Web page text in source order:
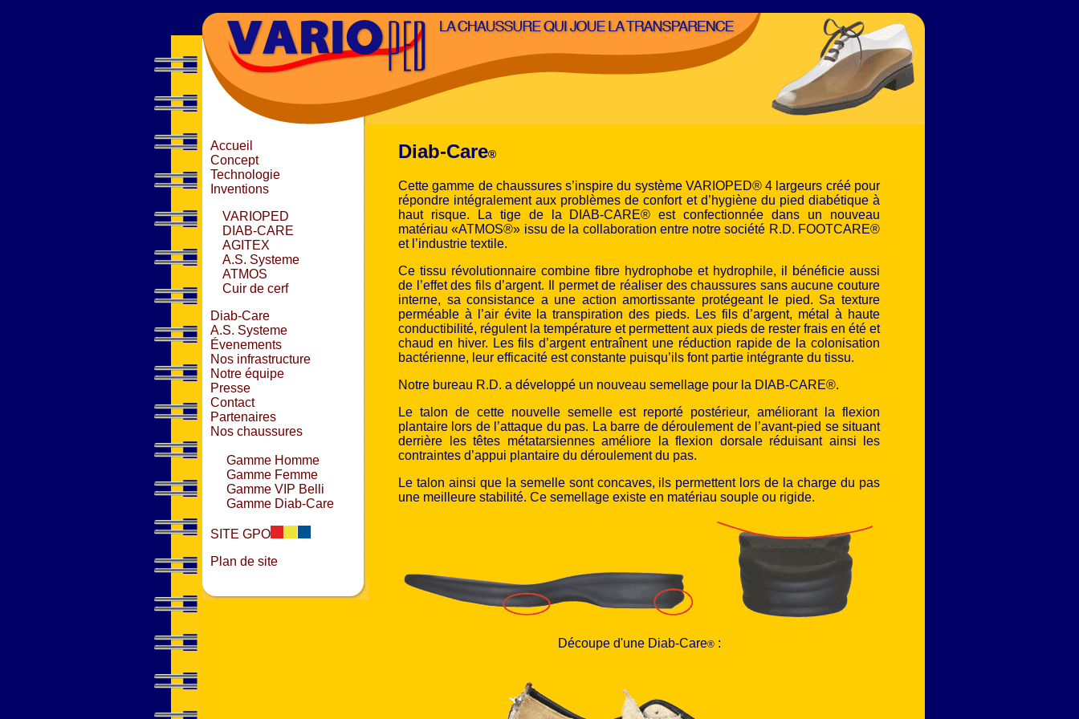
Accueil
Concept
Technologie
Inventions
VARIOPED
DIAB-CARE
AGITEX
A.S. Systeme
ATMOS
Cuir de cerf
Diab-Care
A.S. Systeme
Évenements
Nos infrastructure
Notre équipe
Presse
Contact
Partenaires
Nos chaussures
Gamme Homme
Gamme Femme
Gamme VIP Belli
Gamme Diab-Care
SITE GPO
Plan de site
Diab-Care®
Cette gamme de chaussures s’inspire du système VARIOPED® 4 largeurs créé pour
répondre intégralement aux problèmes de confort et d’hygiène du pied diabétique à
haut risque. La tige de la DIAB-CARE® est confectionnée dans un nouveau
matériau «ATMOS®» issu de la collaboration entre notre société R.D. FOOTCARE®
et l’industrie textile.
Ce tissu révolutionnaire combine fibre hydrophobe et hydrophile, il bénéficie aussi
de l’effet des fils d’argent. Il permet de réaliser des chaussures sans aucune couture
interne, sa consistance a une action amortissante protégeant le pied. Sa texture
perméable à l’air évite la transpiration des pieds. Les fils d’argent, métal à haute
conductibilité, régulent la température et permettent aux pieds de rester frais en été et
chaud en hiver. Les fils d’argent entraînent une réduction rapide de la colonisation
bactérienne, leur efficacité est constante puisqu’ils font partie intégrante du tissu.
Notre bureau R.D. a développé un nouveau semellage pour la DIAB-CARE®.
Le talon de cette nouvelle semelle est reporté postérieur, améliorant la flexion
plantaire lors de l’attaque du pas. La barre de déroulement de l’avant-pied se situant
derrière les têtes métatarsiennes améliore la flexion dorsale réduisant ainsi les
contraintes d’appui plantaire du déroulement du pas.
Le talon ainsi que la semelle sont concaves, ils permettent lors de la charge du pas
une meilleure stabilité. Ce semellage existe en matériau souple ou rigide.
Découpe d'une Diab-Care®: